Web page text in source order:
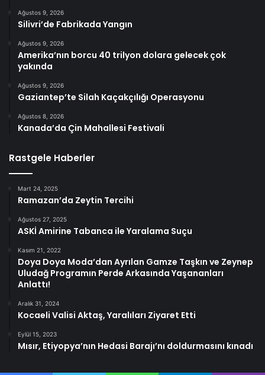
Ağustos 9, 2026
Silivri’de Fabrikada Yangın
Ağustos 9, 2026
Amerika’nın borcu 40 trilyon dolara gelecek çok
yakında
Ağustos 9, 2026
Gaziantep’te Silah Kaçakçılığı Operasyonu
Ağustos 8, 2026
Kanada’da Çin Mahallesi Festivali
Rastgele Haberler
Mart 24, 2025
Ramazan’da Zeytin Tercihi
Ağustos 27, 2025
ASKİ Amirine Tabanca ile Yaralama Suçu
Kasım 21, 2022
Doya Doya Moda’dan Ayrılan Gamze Taşkın ve Zeynep
Uludağ Programın Perde Arkasında Yaşananları
Anlattı!
Aralık 31, 2024
Kocaeli Valisi Aktaş, Yaralıları Ziyaret Etti
Eylül 15, 2023
Mısır, Etiyopya’nın Hedasi Barajı’nı doldurmasını kınadı